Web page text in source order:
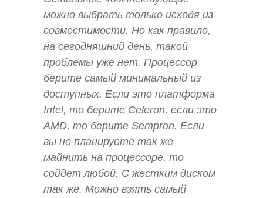
можно выбрать только исходя из
совместимости. Но как правило,
на сегодняшний день, такой
проблемы уже нет. Процессор
берите самый минимальный из
доступных. Если это платформа
Intel, то берите Celeron, если это
AMD, то берите Sempron. Если
вы не планируете так же
майнить на процессоре, то
сойдет любой. С жестким диском
так же. Можно взять самый